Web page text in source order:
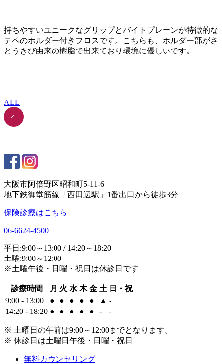
持ちやすいユニークなグリップとバイトプレーンが特徴的な
テペのホルダー付きフロスです。こちらも、ホルダー部がさ
とうきび由来の樹脂で出来ており環境に優しいです。
ALL
大阪市阿倍野区昭和町5-11-6
地下鉄御堂筋線「西田辺駅」1番出口から徒歩3分
保険診療はこちら
06-6624-4500
平日:9:00～13:00 / 14:20～18:20
土曜:9:00～12:00
※土曜午後・日曜・祝日は休診日です
診療時間 月 火 水 木 金 土 日・祝
9:00 - 13:00
● ● ● ● ● ▲ -
14:20 - 18:20 ● ● ● ● ● - -
※ 土曜日の午前は9:00～12:00までとなります。
※ 休診日は土曜日午後・日曜・祝日
無料カウンセリング